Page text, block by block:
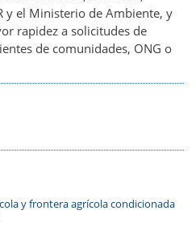
y el Ministerio de Ambiente, y
rapidez a solicitudes de
de comunidades, ONG o
y frontera agrícola condicionada